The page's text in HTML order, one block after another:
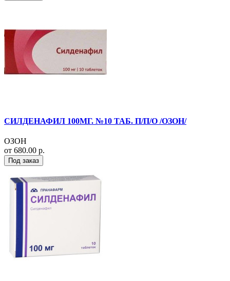
СИЛДЕНАФИЛ 100МГ. №10 ТАБ. П/П/О /ОЗОН/
ОЗОН
от 680.00 р.
Под заказ